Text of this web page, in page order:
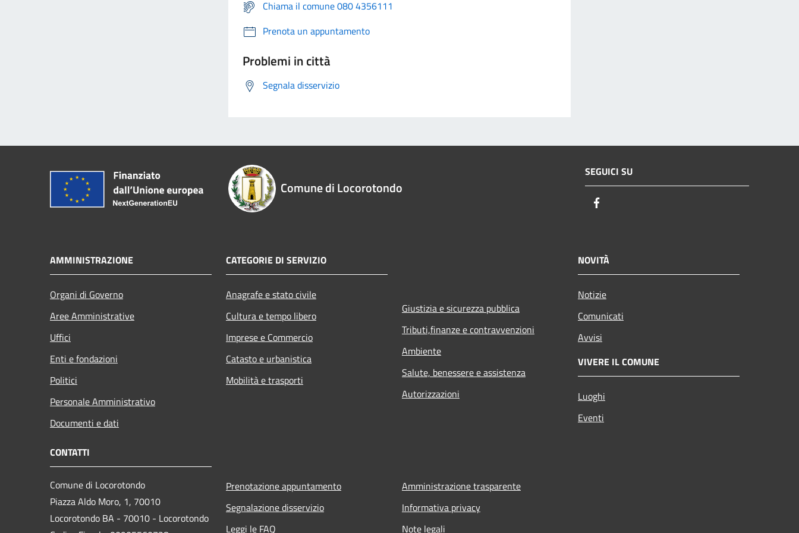
Chiama il comune 080 4356111
Prenota un appuntamento
Problemi in città
Segnala disservizio
Comune di Locorotondo
SEGUICI SU
AMMINISTRAZIONE
Organi di Governo
Aree Amministrative
Uffici
Enti e fondazioni
Politici
Personale Amministrativo
Documenti e dati
CATEGORIE DI SERVIZIO
Anagrafe e stato civile
Cultura e tempo libero
Imprese e Commercio
Catasto e urbanistica
Mobilità e trasporti
Giustizia e sicurezza pubblica
Tributi,finanze e contravvenzioni
Ambiente
Salute, benessere e assistenza
Autorizzazioni
NOVITÀ
Notizie
Comunicati
Avvisi
VIVERE IL COMUNE
Luoghi
Eventi
CONTATTI
Comune di Locorotondo
Piazza Aldo Moro, 1, 70010
Locorotondo BA - 70010 - Locorotondo
Prenotazione appuntamento
Segnalazione disservizio
Leggi le FAQ
Amministrazione trasparente
Informativa privacy
Note legali